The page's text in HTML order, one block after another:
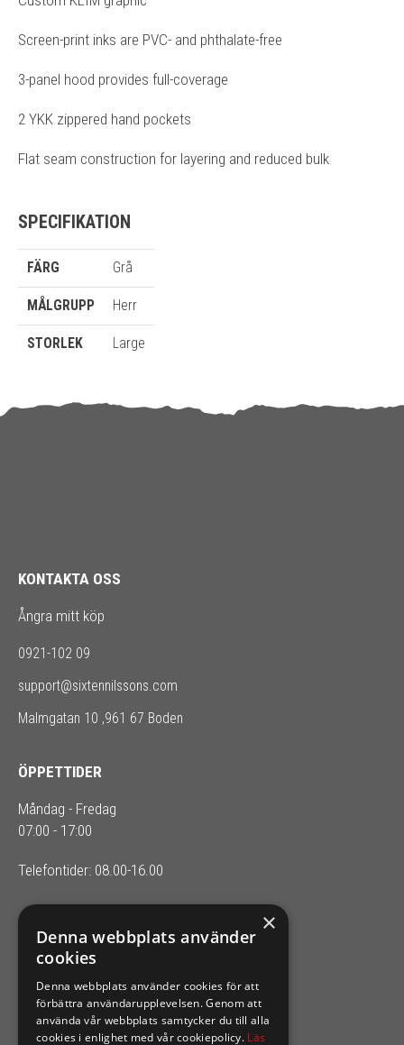
Screen-print inks are PVC- and phthalate-free
3-panel hood provides full-coverage
2 YKK zippered hand pockets
Flat seam construction for layering and reduced bulk
SPECIFIKATION
FÄRG Grå
MÅLGRUPP Herr
STORLEK Large
KONTAKTA OSS
Ångra mitt köp
0921-102 09
support@sixtennilssons.com
Malmgatan 10 ,961 67 Boden
ÖPPETTIDER
Måndag - Fredag
07:00 - 17:00
Telefontider: 08.00-16.00
SIXTEN NILSSONS
Organisationsnummer 556164-2652
×
Denna webbplats använder
cookies
Denna webbplats använder cookies för att
förbättra användarupplevelsen. Genom att
använda vår webbplats samtycker du till alla
cookies i enlighet med vår cookiepolicy. Läs